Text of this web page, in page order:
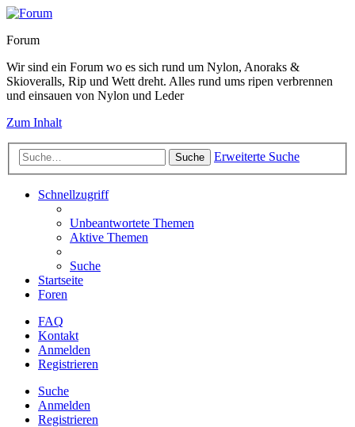
Forum
Wir sind ein Forum wo es sich rund um Nylon, Anoraks &
Skioveralls, Rip und Wett dreht. Alles rund ums ripen verbrennen
und einsauen von Nylon und Leder
Zum Inhalt
Suche Erweiterte Suche
Schnellzugriff
Unbeantwortete Themen
Aktive Themen
Suche
Startseite
Foren
FAQ
Kontakt
Anmelden
Registrieren
Suche
Anmelden
Registrieren